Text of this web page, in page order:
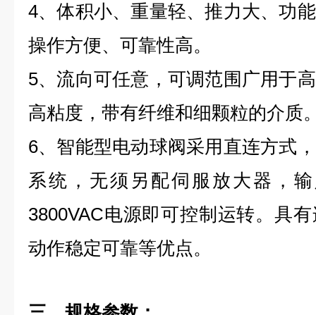
4、体积小、重量轻、推力大、功
操作方便、可靠性高。
5、流向可任意，可调范围广用于
高粘度，带有纤维和细颗粒的介质
6、智能型电动球阀采用直连方式
系统，无须另配伺服放大器，
3800VAC电源即可控制运转。具
动作稳定可靠等优点。